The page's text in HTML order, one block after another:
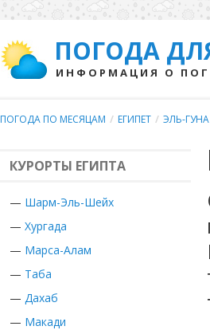
ПОГОДА
ИНФОРМАЦИЯ О
ПОГОДА ПО МЕСЯЦАМ / ЕГИПЕТ / ЭЛЬ-ГУНА
КУРОРТЫ ЕГИПТА
— Шарм-Эль-Шейх
— Хургада
— Марса-Алам
— Таба
— Дахаб
— Макади